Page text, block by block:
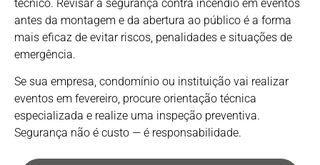
técnico. Revisar a segurança contra incêndio em eventos
antes da montagem e da abertura ao público é a forma
mais eficaz de evitar riscos, penalidades e situações de
emergência.
Se sua empresa, condomínio ou instituição vai realizar
eventos em fevereiro, procure orientação técnica
especializada e realize uma inspeção preventiva.
Segurança não é custo — é responsabilidade.